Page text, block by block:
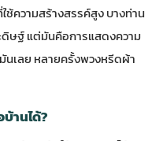
ช้ความสร้างสรรค์สูง บางท่าน
ดิษฐ์ แต่มันคือการแสดงความ
นเลย หลายครั้งพวงหรีดผ้า
านได้?